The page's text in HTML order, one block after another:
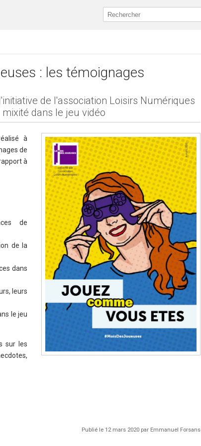
: les témoignages
de l'association Loisirs Numériques
dans le jeu vidéo
à
de
à
de
de la
dans
leurs
le jeu
sur les
Publié le 12 mars 2020 par Emmanuel Forsans